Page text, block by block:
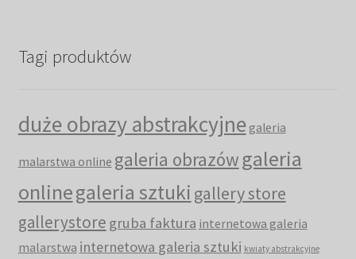
Tagi produktów
duże obrazy abstrakcyjne galeria
malarstwa online galeria obrazów galeria
onlinegaleria sztuki gallery store
gallerystore gruba faktura internetowa galeria
malarstwa internetowa galeria sztuki kwiaty abstrakcyjne